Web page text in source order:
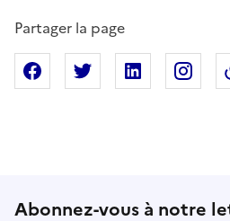
Partager la page
Partager sur Facebook
Partager sur X
Partager
Abonnez-vous à notre